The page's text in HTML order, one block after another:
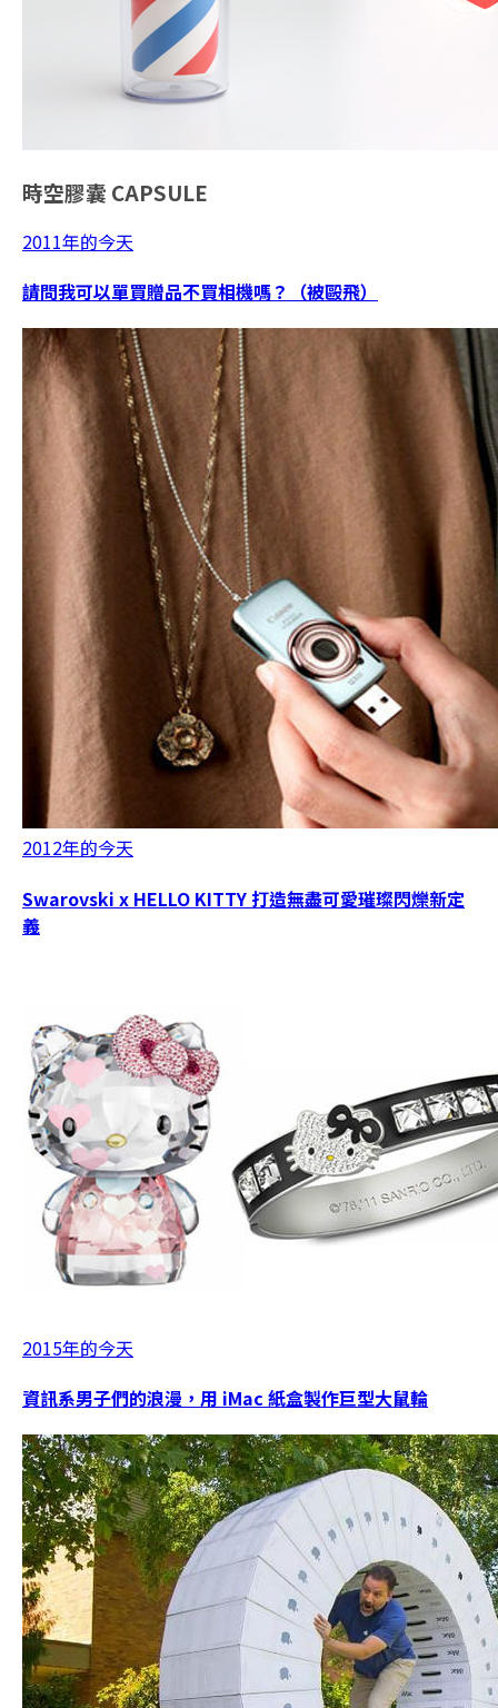
時空膠囊 CAPSULE
2011年的今天
請問我可以單買贈品不買相機嗎？（被毆飛）
2012年的今天
Swarovski x HELLO KITTY 打造無盡可愛璀璨閃爍新定
義
2015年的今天
資訊系男子們的浪漫，用 iMac 紙盒製作巨型大鼠輪